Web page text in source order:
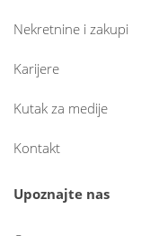
Nekretnine i zakupi
Karijere
Kutak za medije
Kontakt
Upoznajte nas